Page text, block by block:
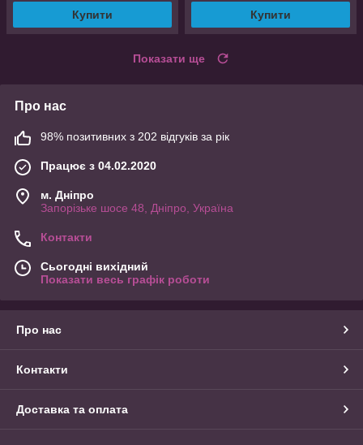
Купити Купити
Показати ще
Про нас
98% позитивних з 202 відгуків за рік
Працює з 04.02.2020
м. Дніпро
Запорізьке шосе 48, Дніпро, Україна
Контакти
Сьогодні вихідний
Показати весь графік роботи
Про нас
Контакти
Доставка та оплата